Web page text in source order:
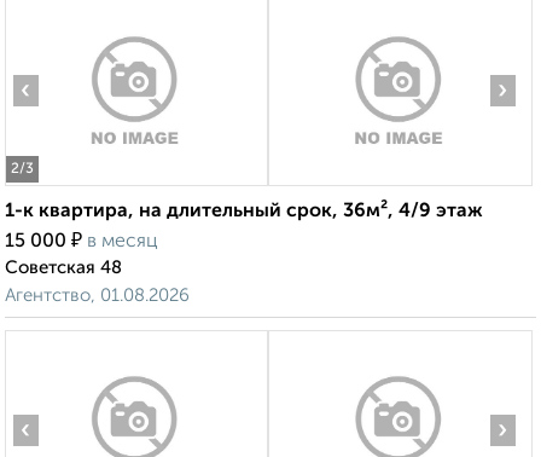
2/3
‹ ›
1-к квартира, на длительный срок, 36м², 4/9 этаж
15 000 ₽ в месяц
Советская 48
Агентство, 01.08.2026
‹ ›